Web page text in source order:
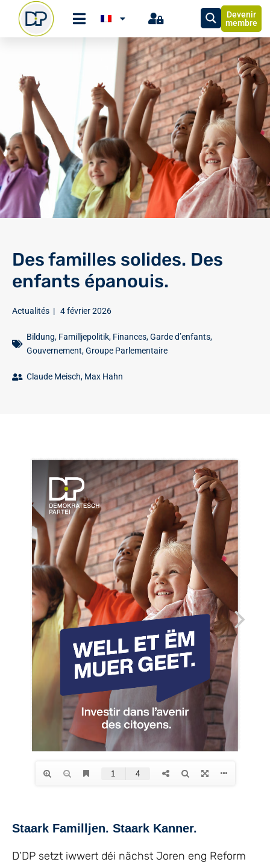
Devenir
membre
Des familles solides. Des
enfants épanouis.
Actualités | 4 février 2026
Bildung, Familljepolitik, Finances,Garde d’enfants,
Gouvernement,Groupe Parlementaire
Claude Meisch, Max Hahn
Staark Familljen. Staark Kanner.
D’DP setzt iwwert déi nächst Joren eng Reform